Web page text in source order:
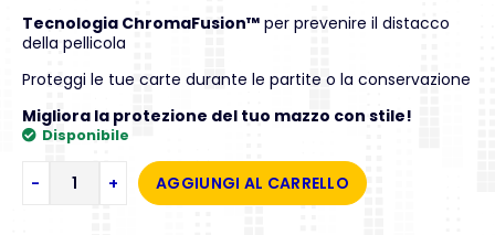
Tecnologia ChromaFusion™ per prevenire il distacco
della pellicola
Proteggi le tue carte durante le partite o la conservazione
Migliora la protezione del tuo mazzo con stile!
Disponibile
- + AGGIUNGI AL CARRELLO